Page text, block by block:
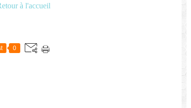
à l'accueil
0